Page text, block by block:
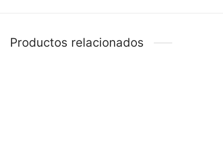
Productos relacionados